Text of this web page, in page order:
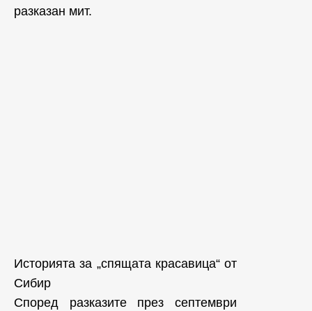
разказан мит.
Историята за „спящата красавица“ от
Сибир
Според разказите през септември